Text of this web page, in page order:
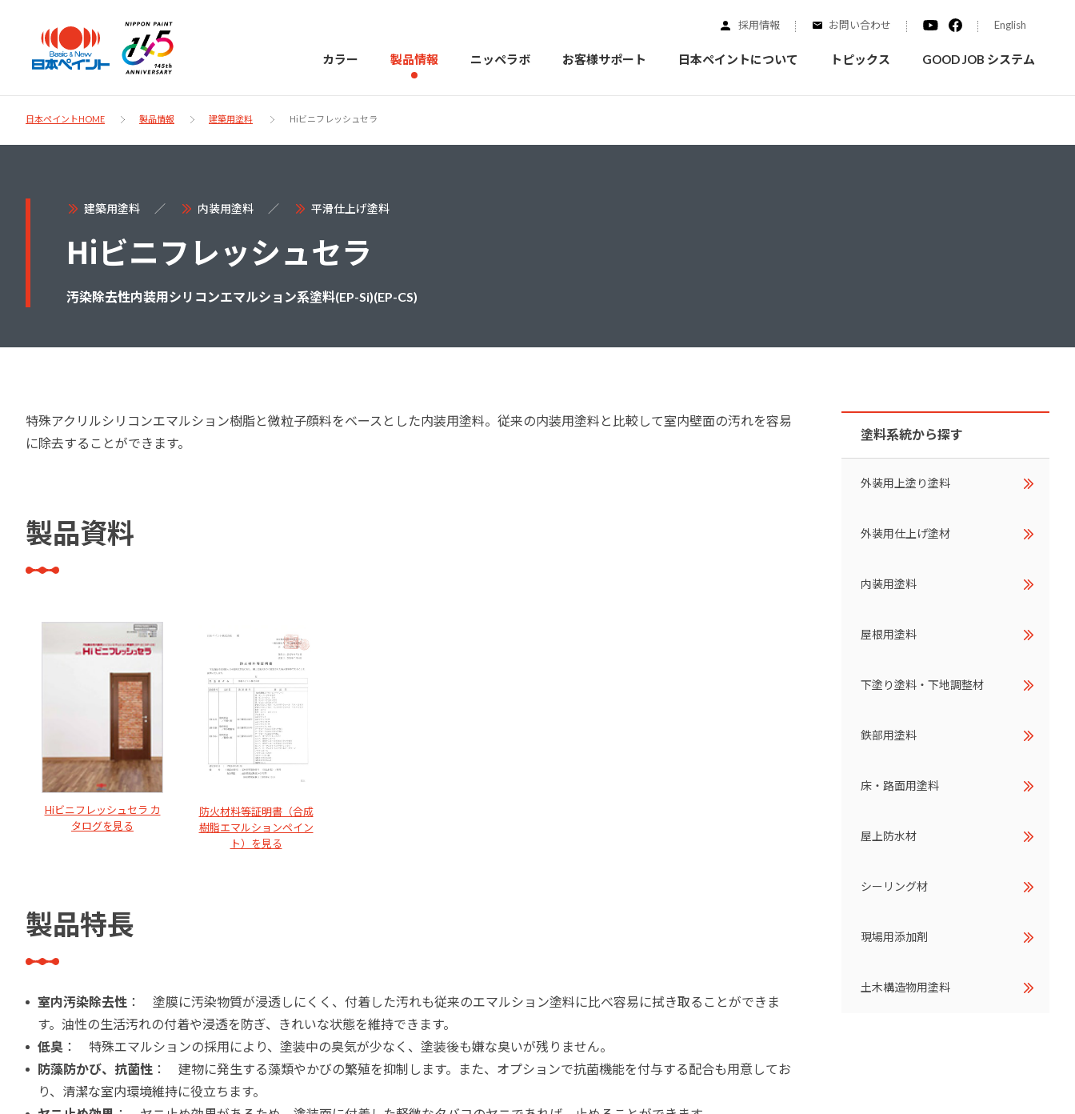
採用情報 お問い合わせ English
カラー 製品情報
す。
THERMOEYE サーモアイ
ニッペラボ
ニッペラボ
塗装をする時、施工会社へお願いする時に
紹介します。
お客様サポート
お客様サポー
お問い合わせ
日本ペイントについて
日本ペイント
に
ついて
物や大型構造物用、自動車の補修塗装向け
意匠性とコーティング技術をご提供してま
いります。
採用情報 CSR活動
トピックス GOOD JOB システム
日本ペイントHOME 製品情報 建築用塗料 Hiビニフレッシュセラ
建築用塗料 内装用塗料 平滑仕上げ塗料
Hiビニフレッシュセラ
汚染除去性内装用シリコンエマルション系塗料(EP-Si)(EP-CS)
特殊アクリルシリコンエマルション樹脂と微粒子顔料をベースとした内装用塗料。従来の内装用塗料と比較して室内壁面の汚れを容易
に除去することができます。
製品資料
Hiビニフレッシュセラ カ
タログを見る
防火材料等証明書（合成
樹脂エマルションペイン
ト）を見る
製品特長
室内汚染除去性 ： 塗膜に汚染物質が浸透しにくく、付着した汚れも従来のエマルション塗料に比べ容易に拭き取ることができま
す。油性の生活汚れの付着や浸透を防ぎ、きれいな状態を維持できます。
低臭 ： 特殊エマルションの採用により、塗装中の臭気が少なく、塗装後も嫌な臭いが残りません。
防藻防かび、抗菌性 ： 建物に発生する藻類やかびの繁殖を抑制します。また、オプションで抗菌機能を付与する配合も用意してお
り、清潔な室内環境維持に役立ちます。
塗料系統から探す
外装用上塗り塗料
外装用仕上げ塗材
内装用塗料
屋根用塗料
下塗り塗料・下地調整材
鉄部用塗料
床・路面用塗料
屋上防水材
シーリング材
現場用添加剤
土木構造物用塗料